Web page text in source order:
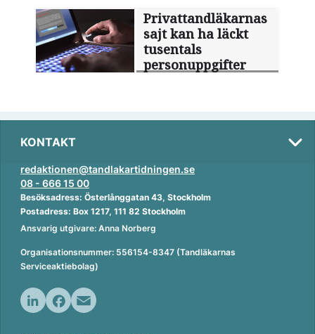
Privattandläkarnas
sajt kan ha läckt
tusentals
personuppgifter
KONTAKT
redaktionen@tandlakartidningen.se
08 - 666 15 00
Besöksadress: Österlånggatan 43, Stockholm
Postadress: Box 1217, 111 82 Stockholm
Ansvarig utgivare: Anna Norberg
Organisationsnummer: 556154-8347 (Tandläkarnas
Serviceaktiebolag)